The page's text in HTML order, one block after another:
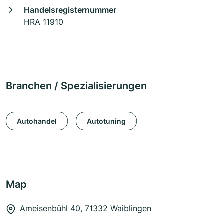
Handelsregisternummer
HRA 11910
Branchen / Spezialisierungen
Autohandel Autotuning
Map
Ameisenbühl 40, 71332 Waiblingen